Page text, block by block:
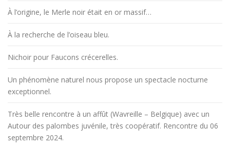
À l’origine, le Merle noir était en or massif…
À la recherche de l’oiseau bleu.
Nichoir pour Faucons crécerelles.
Un phénomène naturel nous propose un spectacle nocturne
exceptionnel.
Très belle rencontre à un affût (Wavreille – Belgique) avec un
Autour des palombes juvénile, très coopératif. Rencontre du 06
septembre 2024.